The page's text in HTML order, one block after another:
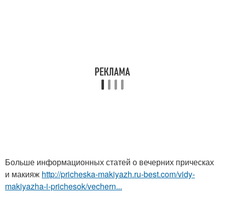
Больше информационных статей о вечерних прическах
и макияж http://pricheska-makiyazh.ru-best.com/vidy-
makiyazha-i-prichesok/vechern...